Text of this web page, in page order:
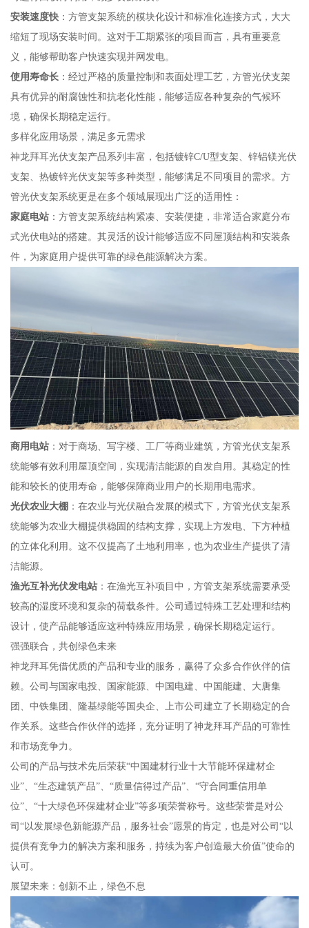
安装速度快：方管支架系统的模块化设计和标准化连接方式，大大
缩短了现场安装时间。这对于工期紧张的项目而言，具有重要意
义，能够帮助客户快速实现并网发电。
使用寿命长：经过严格的质量控制和表面处理工艺，方管光伏支架
具有优异的耐腐蚀性和抗老化性能，能够适应各种复杂的气候环
境，确保长期稳定运行。
多样化应用场景，满足多元需求
神龙拜耳光伏支架产品系列丰富，包括镀锌C/U型支架、锌铝镁光伏
支架、热镀锌光伏支架等多种类型，能够满足不同项目的需求。方
管光伏支架系统更是在多个领域展现出广泛的适用性：
家庭电站：方管支架系统结构紧凑、安装便捷，非常适合家庭分布
式光伏电站的搭建。其灵活的设计能够适应不同屋顶结构和安装条
件，为家庭用户提供可靠的绿色能源解决方案。
商用电站：对于商场、写字楼、工厂等商业建筑，方管光伏支架系
统能够有效利用屋顶空间，实现清洁能源的自发自用。其稳定的性
能和较长的使用寿命，能够保障商业用户的长期用电需求。
光伏农业大棚 ：在农业与光伏融合发展的模式下，方管光伏支架系
统能够为农业大棚提供稳固的结构支撑，实现上方发电、下方种植
的立体化利用。这不仅提高了土地利用率，也为农业生产提供了清
洁能源。
渔光互补光伏发电站：在渔光互补项目中，方管支架系统需要承受
较高的湿度环境和复杂的荷载条件。公司通过特殊工艺处理和结构
设计，使产品能够适应这种特殊应用场景，确保长期稳定运行。
强强联合，共创绿色未来
神龙拜耳凭借优质的产品和专业的服务，赢得了众多合作伙伴的信
赖。公司与国家电投、国家能源、中国电建、中国能建、大唐集
团、中铁集团、隆基绿能等国央企、上市公司建立了长期稳定的合
作关系。这些合作伙伴的选择，充分证明了神龙拜耳产品的可靠性
和市场竞争力。
公司的产品与技术先后荣获“中国建材行业十大节能环保建材企
业”、“生态建筑产品”、“质量信得过产品”、“守合同重信用单
位”、“十大绿色环保建材企业”等多项荣誉称号。这些荣誉是对公
司“以发展绿色新能源产品，服务社会”愿景的肯定，也是对公司“以
提供有竞争力的解决方案和服务，持续为客户创造最大价值”使命的
认可。
展望未来：创新不止，绿色不息